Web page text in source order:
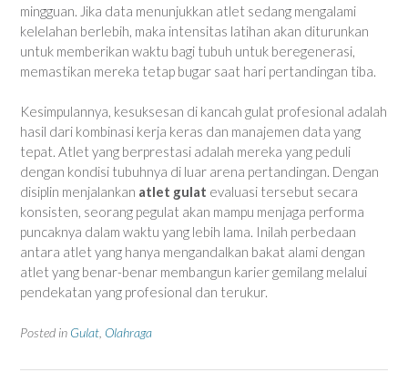
mingguan. Jika data menunjukkan atlet sedang mengalami
kelelahan berlebih, maka intensitas latihan akan diturunkan
untuk memberikan waktu bagi tubuh untuk beregenerasi,
memastikan mereka tetap bugar saat hari pertandingan tiba.
Kesimpulannya, kesuksesan di kancah gulat profesional adalah
hasil dari kombinasi kerja keras dan manajemen data yang
tepat. Atlet yang berprestasi adalah mereka yang peduli
dengan kondisi tubuhnya di luar arena pertandingan. Dengan
disiplin menjalankan atlet gulat evaluasi tersebut secara
konsisten, seorang pegulat akan mampu menjaga performa
puncaknya dalam waktu yang lebih lama. Inilah perbedaan
antara atlet yang hanya mengandalkan bakat alami dengan
atlet yang benar-benar membangun karier gemilang melalui
pendekatan yang profesional dan terukur.
Posted in Gulat Olahraga